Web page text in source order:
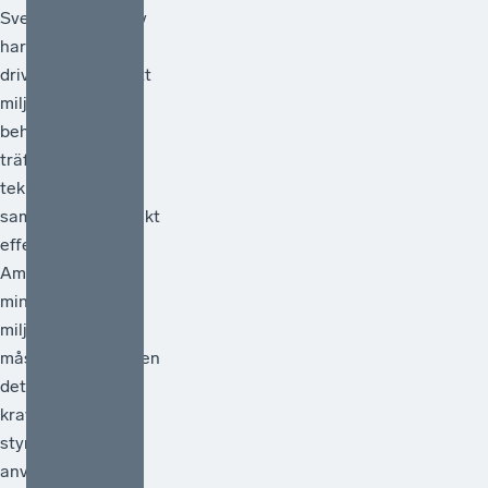
Svenskt Näringsliv
har under lång tid
drivit frågan om att
miljöpolitiken
behöver vara
träffsäker,
teknikneutral och
samhällsekonomiskt
effektiv.[1]
Ambitionen att
minska
miljöpåverkan
måste vara hög men
det måste också
kraven på att de
styrmedel som
används faktiskt